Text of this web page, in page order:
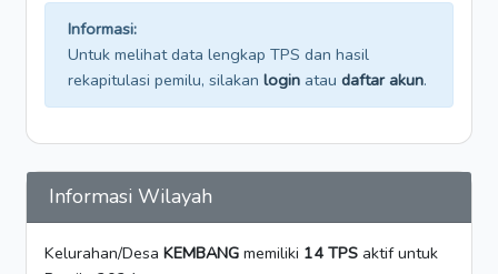
Informasi:
Untuk melihat data lengkap TPS dan hasil
rekapitulasi pemilu, silakan login atau daftar akun.
Informasi Wilayah
Kelurahan/Desa KEMBANG memiliki 14 TPS aktif untuk